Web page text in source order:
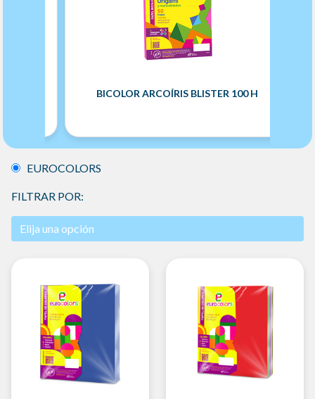
BICOLOR ARCOÍRIS BLISTER 100 H
EUROCOLORS
FILTRAR POR: